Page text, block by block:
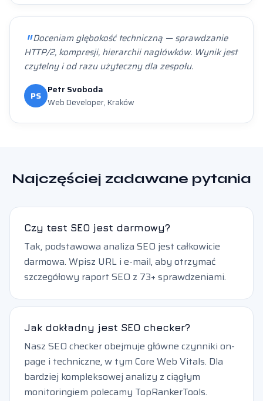
Doceniam głębokość techniczną — sprawdzanie
HTTP/2, kompresji, hierarchii nagłówków. Wynik jest
czytelny i od razu użyteczny dla zespołu.
PS Petr Svoboda
Web Developer, Kraków
Najczęściej zadawane pytania
Czy test SEO jest darmowy?
Tak, podstawowa analiza SEO jest całkowicie
darmowa. Wpisz URL i e-mail, aby otrzymać
szczegółowy raport SEO z 73+ sprawdzeniami.
Jak dokładny jest SEO checker?
Nasz SEO checker obejmuje główne czynniki on-
page i techniczne, w tym Core Web Vitals. Dla
bardziej kompleksowej analizy z ciągłym
monitoringiem polecamy TopRankerTools.